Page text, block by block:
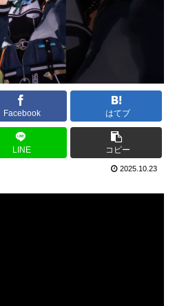
Facebook はてブ
LINE コピー
2025.10.23